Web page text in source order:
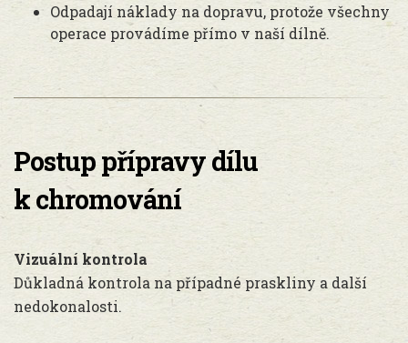
Odpadají náklady na dopravu, protože všechny
operace provádíme přímo v naší dílně.
Postup přípravy dílu
k chromování
Vizuální kontrola
Důkladná kontrola na případné praskliny a další
nedokonalosti.